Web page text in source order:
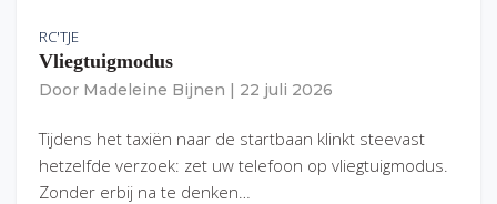
RC'TJE
Vliegtuigmodus
Door Madeleine Bijnen 22 juli 2026
Tijdens het taxiën naar de startbaan klinkt steevast
hetzelfde verzoek: zet uw telefoon op vliegtuigmodus.
Zonder erbij na te denken…